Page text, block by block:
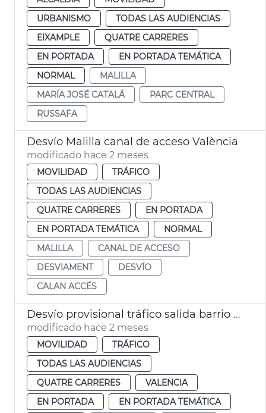
URBANISMO
TODAS LAS AUDIENCIAS
EIXAMPLE
QUATRE CARRERES
EN PORTADA
EN PORTADA TEMÁTICA
NORMAL
MALILLA
MARÍA JOSÉ CATALÁ
PARC CENTRAL
RUSSAFA
Desvío Malilla canal de acceso València
modificado hace 2 meses
MOVILIDAD
TRÁFICO
TODAS LAS AUDIENCIAS
QUATRE CARRERES
EN PORTADA
EN PORTADA TEMÁTICA
NORMAL
MALILLA
CANAL DE ACCESO
DESVIAMENT
DESVÍO
CALAN ACCÉS
Desvío provisional tráfico salida barrio Malilla
modificado hace 2 meses
MOVILIDAD
TRÁFICO
TODAS LAS AUDIENCIAS
QUATRE CARRERES
VALENCIA
EN PORTADA
EN PORTADA TEMÁTICA